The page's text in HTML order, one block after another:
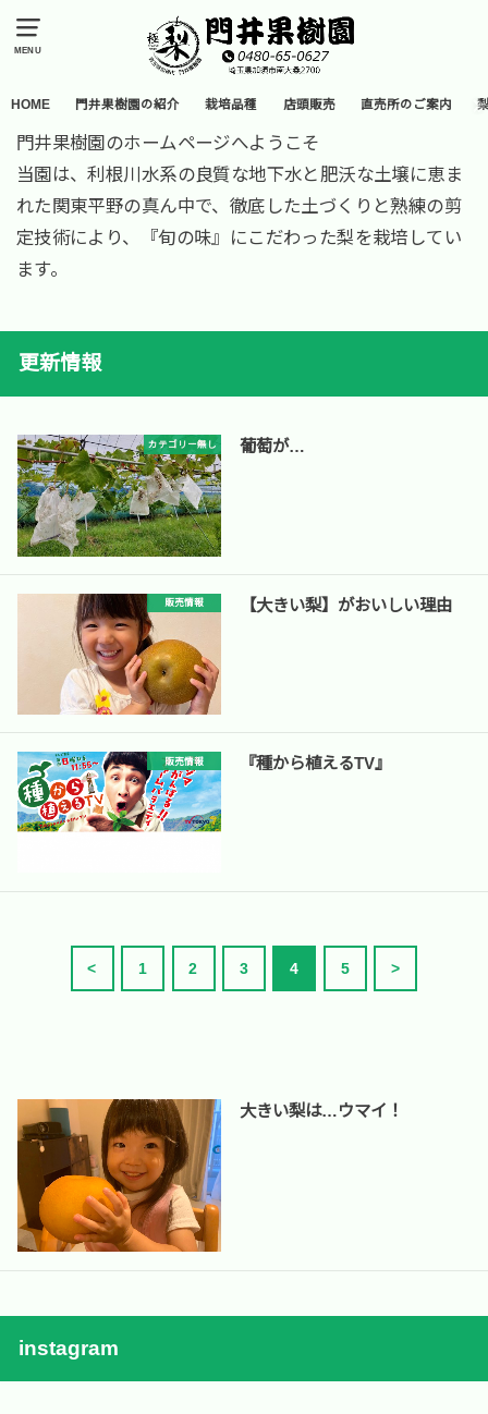
MENU
HOME 門井果樹園の紹介 栽培品種 店頭販売 直売所のご案内
門井果樹園のホームページへようこそ
当園は、利根川水系の良質な地下水と肥沃な土壌に恵ま
れた関東平野の真ん中で、徹底した土づくりと熟練の剪
定技術により、『旬の味』にこだわった梨を栽培してい
ます。
更新情報
カテゴリー無し 葡萄が…
販売情報 【大きい梨】がおいしい理由
販売情報 『種から植えるTV』
< 1 2 3 4 5 >
大きい梨は…ウマイ！
instagram